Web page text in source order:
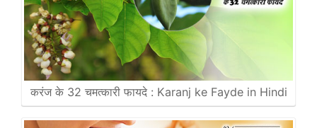
करंज के 32 चमत्कारी फायदे : Karanj ke Fayde in Hindi